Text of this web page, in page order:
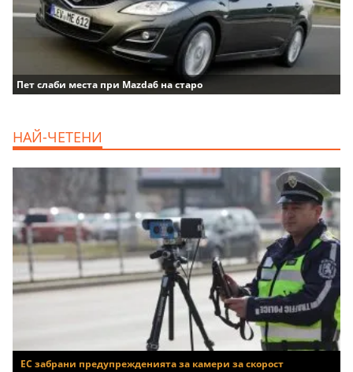
Пет слаби места при Mazda6 на старо
НАЙ-ЧЕТЕНИ
ЕС забрани предупрежденията за камери за скорост